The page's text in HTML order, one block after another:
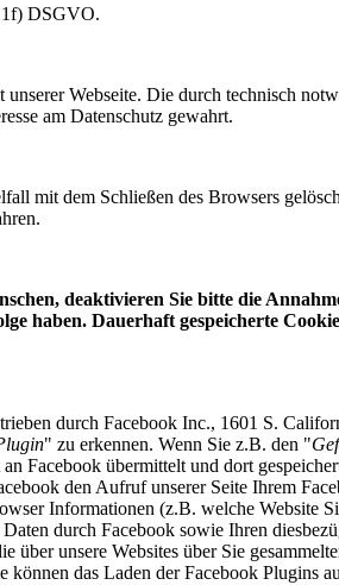
DSGVO.
Webseite. Die durch technisch
am Datenschutz gewahrt.
mit dem Schließen des Browsers
deaktivieren Sie bitte die
haben. Dauerhaft gespeicherte
durch Facebook Inc., 1601 S.
" zu erkennen. Wenn Sie z.B. den "
Facebook übermittelt und dort
den Aufruf unserer Seite Ihrem
Informationen (z.B. welche Website
durch Facebook sowie Ihren
über unsere Websites über Sie
können das Laden der Facebook